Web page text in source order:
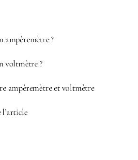
ampèremètre ?
voltmètre ?
ampèremètre et voltmètre